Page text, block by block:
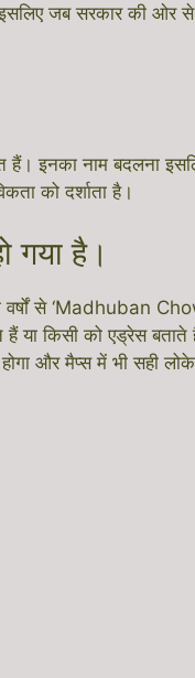
जब सरकार की ओर
हैं। इनका नाम बदलना
को दर्शाता है।
है।
वर्षों से ‘Madhuban
या किसी को एड्रेस
और मैप्स में भी सही